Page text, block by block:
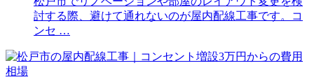
討する際、避けて通れないのが屋内配線工事です。コ
ンセ …